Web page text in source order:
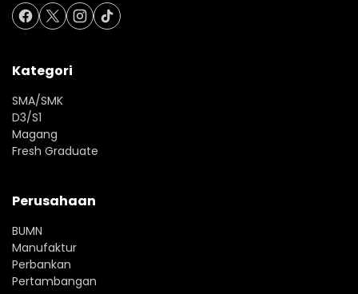
Kategori
SMA/SMK
D3/S1
Magang
Fresh Graduate
Perusahaan
BUMN
Manufaktur
Perbankan
Pertambangan